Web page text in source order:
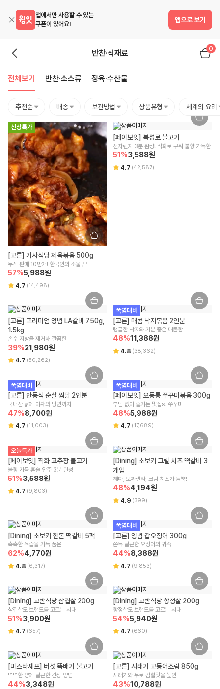
앱에서만 사용할 수 있는
쿠폰이 있어요!
앱으로 보기
반찬·식재료 0
전체보기 반찬·소스류 정육·수산물
추천순 배송 보관방법 상품유형 세계의 요리
신상특가
[고른] 기사식당 제육볶음 500g
누적 판매 10만개! 한국인의 소울푸드
57%5,988원
4.7 (14,498)
[페이보잇] 북성로 불고기
전자렌지 3분 완성! 직화로 구워 불향 가득한
51%3,588원
4.7 (42,587)
[고른] 프리미엄 양념 LA갈비 750g,
1.5kg
손수 지방을 제거해 깔끔한
39%21,980원
4.7 (50,262)
폭염대비
[고른] 매콤 낙지볶음 2인분
탱글한 낙지와 기분 좋은 매콤함
48%11,388원
4.8 (38,362)
폭염대비
[고른] 안동식 순살 찜닭 2인분
국내산 닭에 야채와 당면까지
47%8,700원
4.7 (11,003)
폭염대비
[페이보잇] 오동통 쭈꾸미볶음 300g
부담 없이 즐기는 맛집st 쭈꾸미
48%5,988원
4.7 (17,689)
오늘특가
[페이보잇] 직화 고추장 불고기
불향 가득 혼술 안주 3분 완성
51%3,588원
4.7 (9,803)
[Dining] 소보키 그릴 치즈 떡갈비 3
개입
체다, 모짜렐라, 크림 치즈가 듬뿍!
48%4,194원
4.9 (399)
[Dining] 소보키 한돈 떡갈비 5팩
촉촉한 육즙을 가득 품은
62%4,770원
4.8 (6,317)
폭염대비
[고른] 양념 갑오징어 300g
쫀득 달큰한 오징어의 귀족
44%8,388원
4.7 (9,853)
[Dining] 고반식당 삼겹살 200g
삼겹살도 브랜드를 고르는 시대
51%3,900원
4.7 (657)
[Dining] 고반식당 항정살 200g
항정살도 브랜드를 고르는 시대
54%5,940원
4.7 (660)
[미스타셰프] 버섯 뚝배기 불고기
넉넉한 양에 달큰한 간장 양념
44%3,348원
[고른] 시래기 고등어조림 850g
시래기와 무로 감칠맛을 높인
43%10,788원